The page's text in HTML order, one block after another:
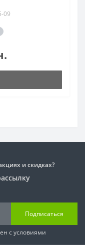
09
и скидках?
Подписаться
с условиями